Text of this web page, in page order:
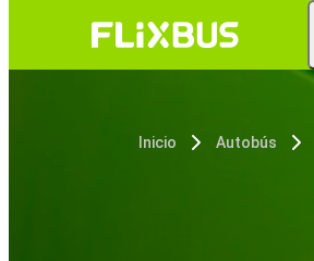
Inicio Autobús